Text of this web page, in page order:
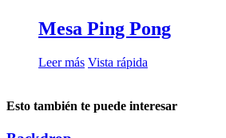
Mesa Ping Pong
Leer más Vista rápida
Esto también te puede interesar